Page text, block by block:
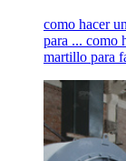
como hacer
para ... como
martillo para